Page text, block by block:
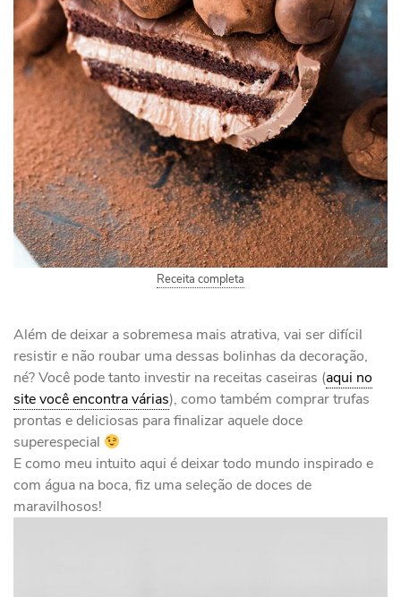
Receita completa
Além de deixar a sobremesa mais atrativa, vai ser difícil
resistir e não roubar uma dessas bolinhas da decoração,
né? Você pode tanto investir na receitas caseiras (aqui no
site você encontra várias), como também comprar trufas
prontas e deliciosas para finalizar aquele doce
superespecial
E como meu intuito aqui é deixar todo mundo inspirado e
com água na boca, fiz uma seleção de doces de
maravilhosos!